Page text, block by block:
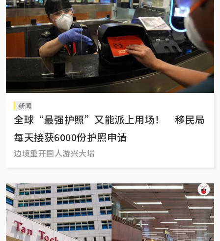
新闻
全球“最强护照”又能派上用场！ 移民局
每天接获6000份护照申请
边境重开国人游兴大增